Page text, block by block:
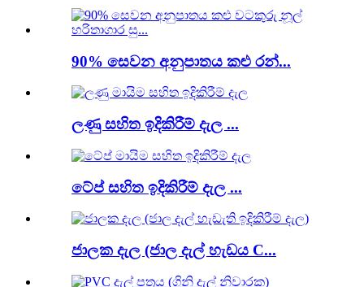
90% සෙවන අනුපාතය කළු රන්...
ලණු සහිත ඉදිකිරීම් දැල ...
ටේප් සහිත ඉදිකිරීම් දැල ...
ජාලක දැල (ජාල දැල් හැඩය C...